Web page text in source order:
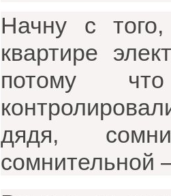
Начну с
квартире
потому
дядя,
сомнительной